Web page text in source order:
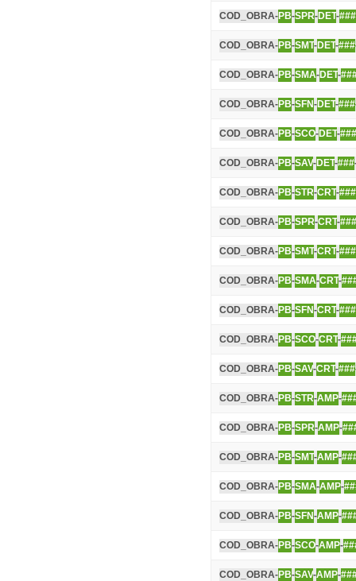
COD_OBRA-PB-SPR-DET-###
COD_OBRA-PB-SMT-DET-###
COD_OBRA-PB-SMA-DET-
COD_OBRA-PB-SFN-DET-###
COD_OBRA-PB-SCO-DET-###
COD_OBRA-PB-SAV-DET-###
COD_OBRA-PB-STR-CRT-###
COD_OBRA-PB-SPR-CRT-###
COD_OBRA-PB-SMT-CRT-###
COD_OBRA-PB-SMA-CRT-
COD_OBRA-PB-SFN-CRT-###
COD_OBRA-PB-SCO-CRT-
COD_OBRA-PB-SAV-CRT-###
COD_OBRA-PB-STR-AMP-
COD_OBRA-PB-SPR-AMP-
COD_OBRA-PB-SMT-AMP-
COD_OBRA-PB-SMA-AMP-
COD_OBRA-PB-SFN-AMP-
COD_OBRA-PB-SCO-AMP-
COD_OBRA-PB-SAV-AMP-